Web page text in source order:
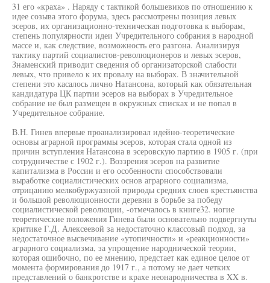
31 его «краха» . Наряду с тактикой большевиков по отношению к
идее созыва этого форума, здесь рассмотрены позиция левых
эсеров, их организационно-техническая подготовка к выборам,
степень популярности идеи Учредительного собрания в народной
массе и, как следствие, возможность его разгона. Анализируя
тактику партий социалистов-революционеров и левых эсеров,
Знаменский приводит сведения об организаторской слабости
левых, что привело к их провалу на выборах. В значительной
степени это касалось лично Натансона, который как обязательная
кандидатура ЦК партии эсеров на выборах в Учредительное
собрание не был размещен в окружных списках и не попал в
Учредительное собрание.
В.Н. Гинев впервые проанализировал идейно-теоретические
основы аграрной программы эсеров, которая стала одной из
причин вступления Натансона в эсеровскую партию в 1905 г. (при
сотрудничестве с 1902 г.). Воззрения эсеров на развитие
капитализма в России и его особенности способствовали
выработке социалистических основ аграрного социализма,
отрицанию мелкобуржуазной природы средних слоев крестьянства
и большой революционности деревни в борьбе за победу
социалистической революции, -отмечалось в книге32. ногие
теоретические положения Гинева были основательно подвергнуты
критике Г.Д. Алексеевой за недостаточно классовый подход, за
недостаточное высвечивание «утопичности» и «реакционности»
аграрного социализма, за упрощение народнической теории,
которая ошибочно, по ее мнению, предстает как единое целое от
момента формирования до 1917 г., а потому не дает четких
представлений о банкротстве и крахе неонародничества в XX в.